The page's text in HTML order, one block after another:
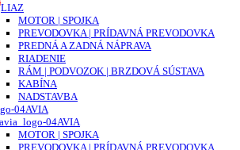
LIAZ
MOTOR | SPOJKA
PREVODOVKA | PRÍDAVNÁ PREVODOVKA
PREDNÁ A ZADNÁ NÁPRAVA
RIADENIE
RÁM | PODVOZOK | BRZDOVÁ SÚSTAVA
KABÍNA
NADSTAVBA
AVIA
AVIA
MOTOR | SPOJKA
PREVODOVKA | PRÍDAVNÁ PREVODOVKA